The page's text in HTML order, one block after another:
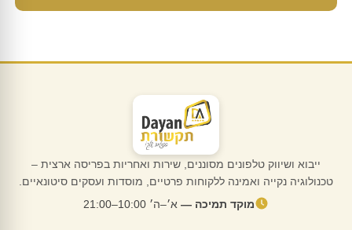
ייבוא ושיווק טלפונים מסוננים, שירות ואחריות בפריסה ארצית –
טכנולוגיה נקייה ואמינה ללקוחות פרטיים, מוסדות ועסקים סיטונאיים.
מוקד תמיכה — א׳–ה׳ 10:00–21:00